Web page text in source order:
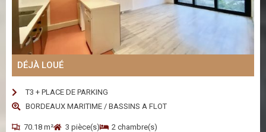
DÉJÀ LOUÉ
T3 + PLACE DE PARKING
BORDEAUX MARITIME / BASSINS A FLOT
70.18 m² 3 pièce(s) 2 chambre(s)